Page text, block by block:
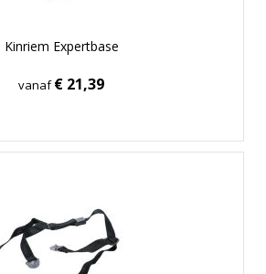
Kinriem Expertbase
vanaf€ 21,39